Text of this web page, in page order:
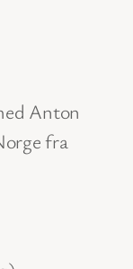
Anton
fra